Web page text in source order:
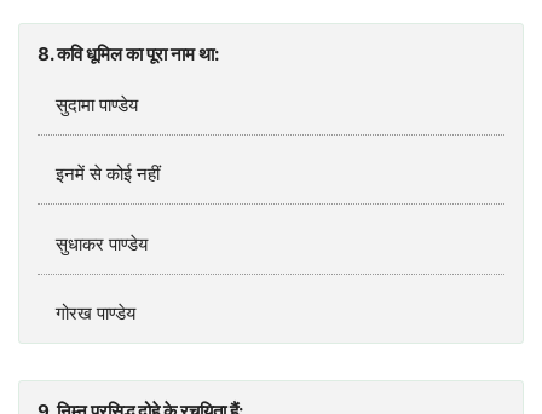
8. कवि धूमिल का पूरा नाम था:
सुदामा पाण्‍डेय
इनमें से कोई नहीं
सुधाकर पाण्‍डेय
गोरख पाण्‍डेय